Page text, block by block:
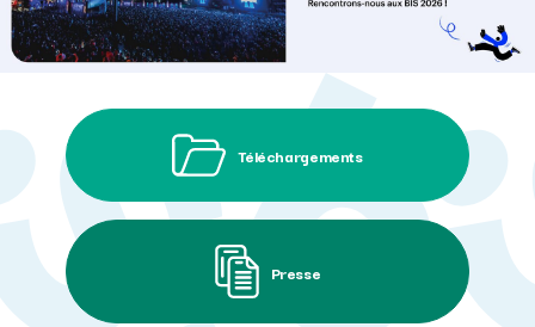
Téléchargements
Presse